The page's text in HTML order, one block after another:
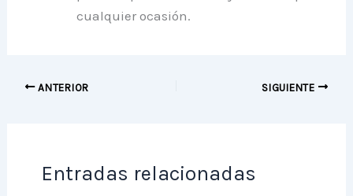
cualquier ocasión.
ANTERIOR SIGUIENTE
Entradas relacionadas